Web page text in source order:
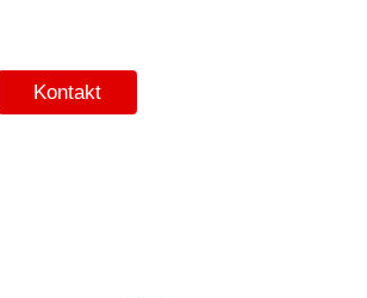
Kontakt